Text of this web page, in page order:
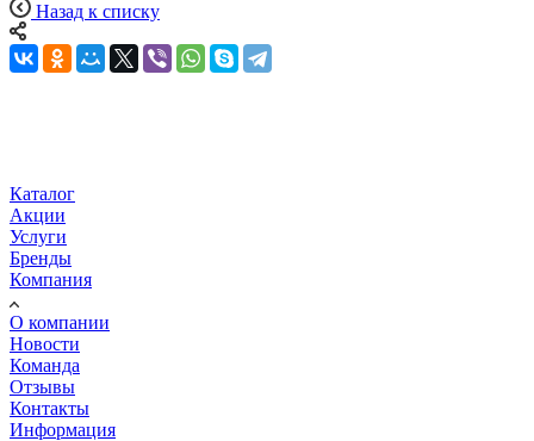
Назад к списку
Каталог
Акции
Услуги
Бренды
Компания
О компании
Новости
Команда
Отзывы
Контакты
Информация